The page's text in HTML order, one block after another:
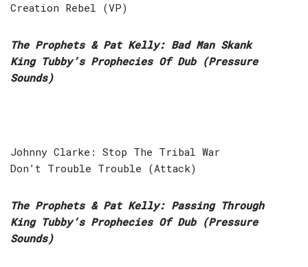
Creation Rebel (VP)
The Prophets & Pat Kelly: Bad Man Skank
King Tubby’s Prophecies Of Dub (Pressure
Sounds)
Johnny Clarke: Stop The Tribal War
Don’t Trouble Trouble (Attack)
The Prophets & Pat Kelly: Passing Through
King Tubby’s Prophecies Of Dub (Pressure
Sounds)